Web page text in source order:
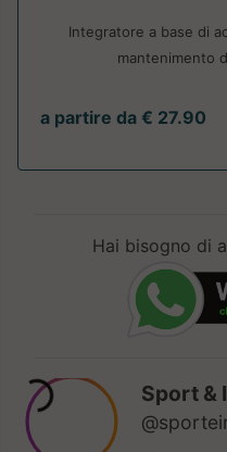
Integratore a base di
mantenimento
a partire da € 27.90
Hai bisogno di